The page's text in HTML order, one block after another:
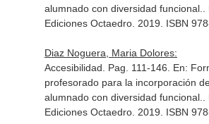
alumnado con diversidad funcional.
Ediciones Octaedro. 2019. ISBN
Diaz Noguera, Maria Dolores:
Accesibilidad. Pag. 111-146. En:
profesorado para la incorporación
alumnado con diversidad funcional.
Ediciones Octaedro. 2019. ISBN